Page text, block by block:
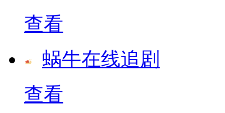
查看
蜗牛在线追剧
查看